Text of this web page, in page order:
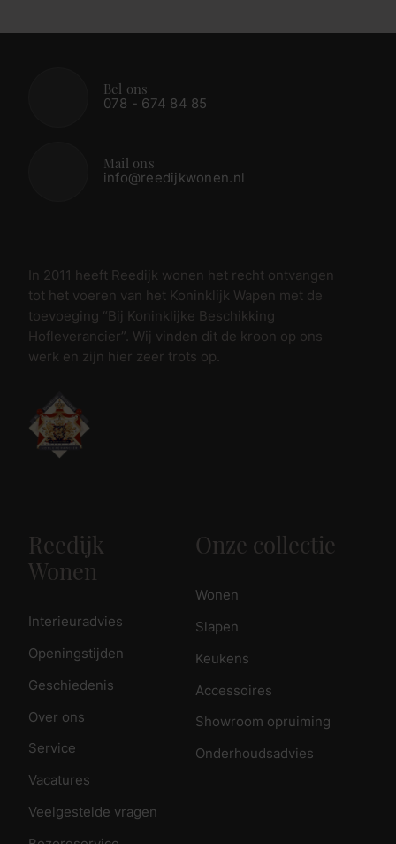
Bel ons
078 - 674 84 85
Mail ons
info@reedijkwonen.nl
In 2011 heeft Reedijk wonen het recht ontvangen
tot het voeren van het Koninklijk Wapen met de
toevoeging “Bij Koninklijke Beschikking
Hofleverancier”. Wij vinden dit de kroon op ons
werk en zijn hier zeer trots op.
Reedijk
Wonen
Interieuradvies
Openingstijden
Geschiedenis
Over ons
Service
Vacatures
Veelgestelde vragen
Onze collectie
Wonen
Slapen
Keukens
Accessoires
Showroom opruiming
Onderhoudsadvies